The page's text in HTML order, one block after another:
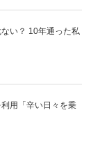
ない？ 10年通った私
用「辛い日々を乗